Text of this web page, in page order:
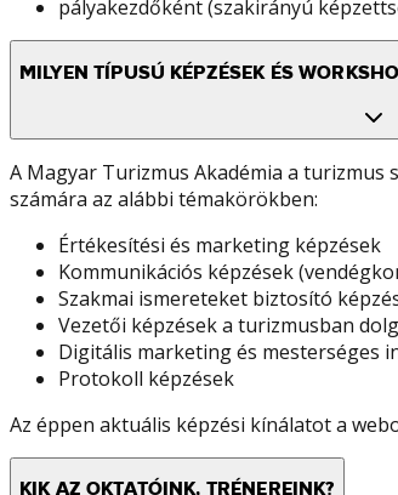
pályakezdőként (szakirányú
MILYEN TÍPUSÚ KÉPZÉSEK ÉS
A Magyar Turizmus Akadémia a
számára az alábbi témakörökben:
Értékesítési és marketing képzések
Kommunikációs képzések
Szakmai ismereteket biztosító
Vezetői képzések a turizmusban
Digitális marketing és mesterséges
Protokoll képzések
Az éppen aktuális képzési kínálatot a
KIK AZ OKTATÓINK, TRÉNEREINK?